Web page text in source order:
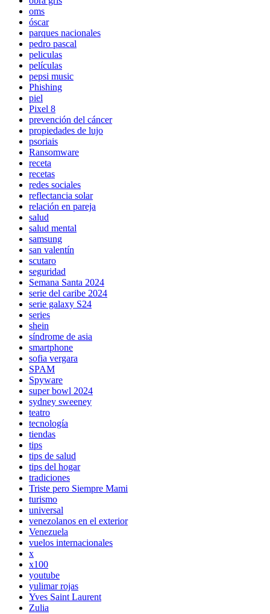
oms
óscar
parques nacionales
pedro pascal
peliculas
películas
pepsi music
Phishing
piel
Pixel 8
prevención del cáncer
propiedades de lujo
psoriais
Ransomware
receta
recetas
redes sociales
reflectancia solar
relación en pareja
salud
salud mental
samsung
san valentín
scutaro
seguridad
Semana Santa 2024
serie del caribe 2024
serie galaxy S24
series
shein
síndrome de asia
smartphone
sofia vergara
SPAM
Spyware
super bowl 2024
sydney sweeney
teatro
tecnología
tiendas
tips
tips de salud
tips del hogar
tradiciones
Triste pero Siempre Mami
turismo
universal
venezolanos en el exterior
Venezuela
vuelos internacionales
x
x100
youtube
yulimar rojas
Yves Saint Laurent
Zulia